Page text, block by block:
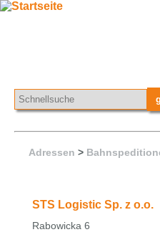
Adressen >
STS Logistic Sp. z o.o.
Rabowicka 6